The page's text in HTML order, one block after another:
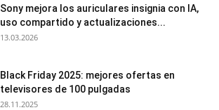
Sony mejora los auriculares insignia con IA,
uso compartido y actualizaciones...
13.03.2026
Black Friday 2025: mejores ofertas en
televisores de 100 pulgadas
28.11.2025